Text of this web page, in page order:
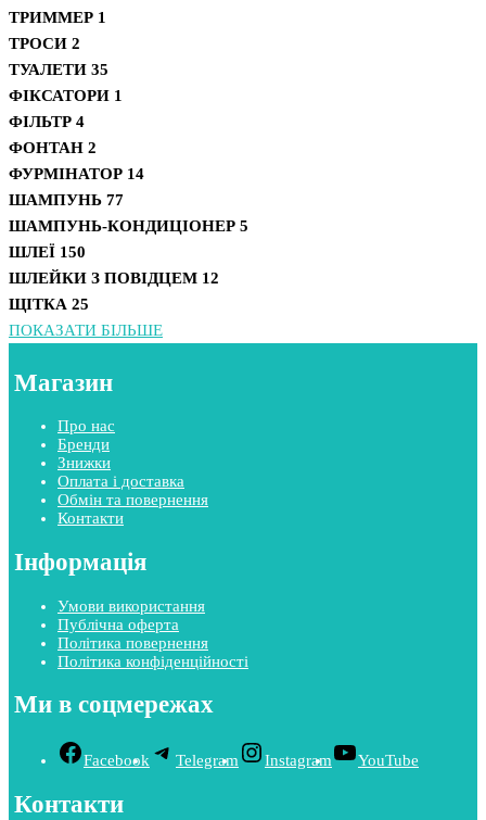
ТРИММЕР 1
ТРОСИ 2
ТУАЛЕТИ 35
ФІКСАТОРИ 1
ФІЛЬТР 4
ФОНТАН 2
ФУРМІНАТОР 14
ШАМПУНЬ 77
ШАМПУНЬ-КОНДИЦІОНЕР 5
ШЛЕЇ 150
ШЛЕЙКИ З ПОВІДЦЕМ 12
ЩІТКА 25
ПОКАЗАТИ БІЛЬШЕ
Магазин
Про нас
Бренди
Знижки
Оплата і доставка
Обмін та повернення
Контакти
Інформація
Умови використання
Публічна оферта
Політика повернення
Політика конфіденційності
Ми в соцмережах
Facebook Telegram Instagram YouTube
Контакти